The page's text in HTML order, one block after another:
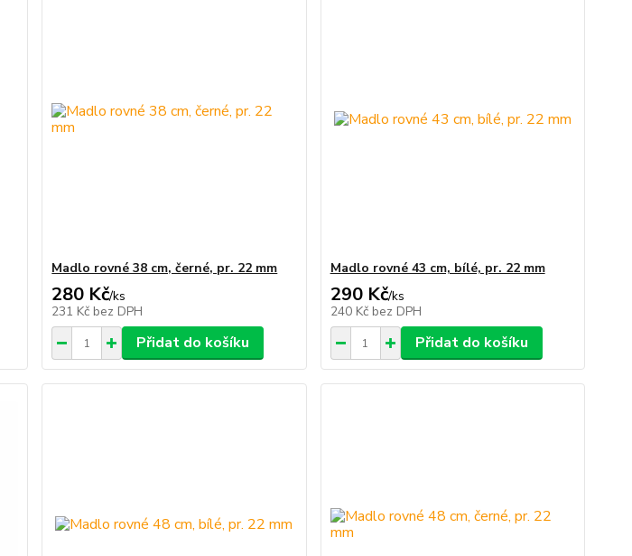
Madlo rovné 38 cm, černé, pr. 22 mm
280 Kč/ks
231 Kč bez DPH
Přidat do košíku
Madlo rovné 43 cm, bílé, pr. 22 mm
290 Kč/ks
240 Kč bez DPH
Přidat do košíku